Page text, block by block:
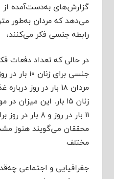
گزارش‌های به‌دست‌آمده از
رابطه جنسی فکر می‌کنند،
در حالی که تعداد دفعات
جنسی برای
مردان ۱۸ بار در روز
زنان ۱۵ بار. این
۱۱ بار در روز و ۸
محققان می‌گویند هنوز
مختلف
جغرافیایی و اجتماعی